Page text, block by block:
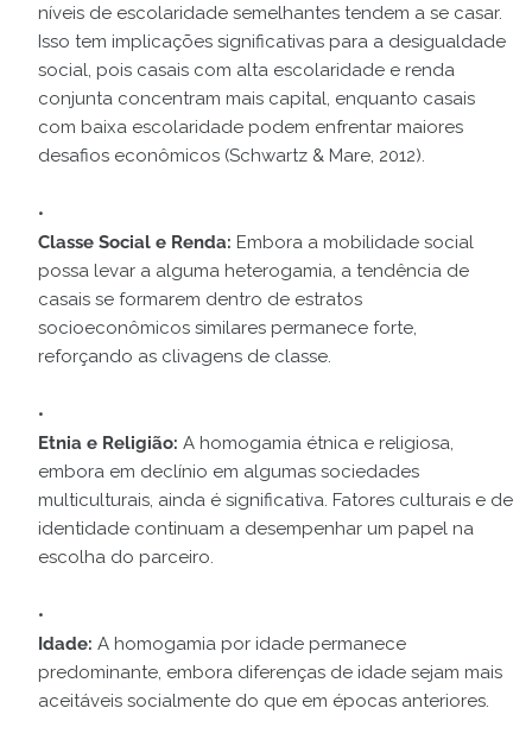
níveis de escolaridade semelhantes tendem a se casar.
Isso tem implicações significativas para a desigualdade
social, pois casais com alta escolaridade e renda
conjunta concentram mais capital, enquanto casais
com baixa escolaridade podem enfrentar maiores
desafios econômicos (Schwartz & Mare, 2012).
Classe Social e Renda: Embora a mobilidade social
possa levar a alguma heterogamia, a tendência de
casais se formarem dentro de estratos
socioeconômicos similares permanece forte,
reforçando as clivagens de classe.
Etnia e Religião: A homogamia étnica e religiosa,
embora em declínio em algumas sociedades
multiculturais, ainda é significativa. Fatores culturais e de
identidade continuam a desempenhar um papel na
escolha do parceiro.
Idade: A homogamia por idade permanece
predominante, embora diferenças de idade sejam mais
aceitáveis socialmente do que em épocas anteriores.